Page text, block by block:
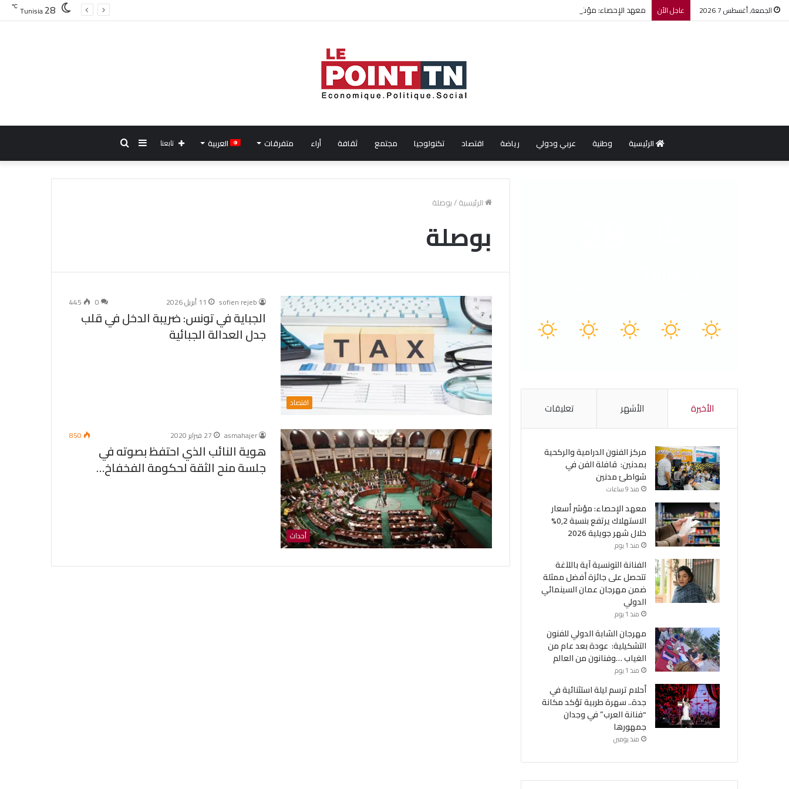
الجمعة, أغسطس 7 2026 عاجل الأن معهد الإحصاء: مؤشر أسعار الاستهلاك يرتفع بنسبة 0,2% خلال شهر جويلية 2026 Tunisia28
℃
الرئيسية وطنية عربي ودولي رياضة اقتصاد تكنولوجيا مجتمع ثقافة أراء متفرقات العربية
بحث
عن
إضافة
عمود
تابعنا
الرئيسية/بوصلة
بوصلة
اقتصاد
sofien rejeb 11 أبريل 2026 0
445
الجباية في تونس: ضريبة الدخل في قلب
جدل العدالة الجبائية
أحداث
asmahajer 27 فبراير 2020 850
هوية النائب الذي احتفظ بصوته في
جلسة منح الثقة لحكومة الفخفاخ…
الأخيرة الأشهر تعليقات
مركز الفنون الدرامية والركحية
بمدنين: قافلة الفن في
شواطئ مدنين
منذ 9 ساعات
معهد الإحصاء: مؤشر أسعار
الاستهلاك يرتفع بنسبة 0,2%
خلال شهر جويلية 2026
منذ 1 يوم
الفنانة التونسية آية باللآغة
تتحصل على جائزة أفضل ممثلة
ضمن مهرجان عمان السينمائي
الدولي
منذ 1 يوم
مهرجان الشابة الدولي للفنون
التشكيلية: عودة بعد عام من
الغياب …وفنانون من العالم
منذ 1 يوم
أحلام ترسم ليلة استثنائية في
جدة.. سهرة طربية تؤكد مكانة
“فنانة العرب” في وجدان
جمهورها
منذ يومين